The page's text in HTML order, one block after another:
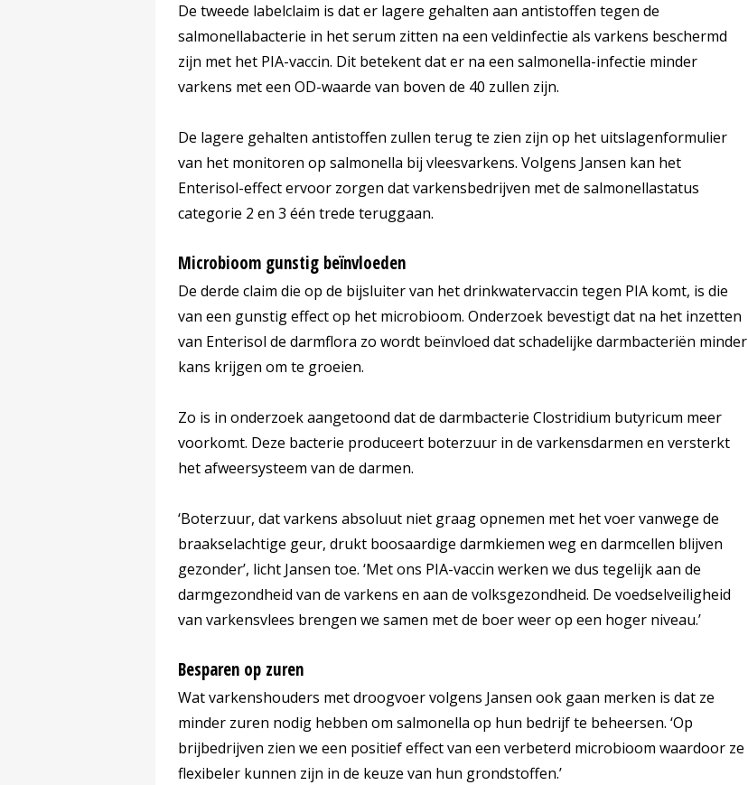
De tweede labelclaim is dat er lagere gehalten aan antistoffen tegen de
salmonellabacterie in het serum zitten na een veldinfectie als varkens beschermd
zijn met het PIA-vaccin. Dit betekent dat er na een salmonella-infectie minder
varkens met een OD-waarde van boven de 40 zullen zijn.
De lagere gehalten antistoffen zullen terug te zien zijn op het uitslagenformulier
van het monitoren op salmonella bij vleesvarkens. Volgens Jansen kan het
Enterisol-effect ervoor zorgen dat varkensbedrijven met de salmonellastatus
categorie 2 en 3 één trede teruggaan.
Microbioom gunstig beïnvloeden
De derde claim die op de bijsluiter van het drinkwatervaccin tegen PIA komt, is die
van een gunstig effect op het microbioom. Onderzoek bevestigt dat na het inzetten
van Enterisol de darmflora zo wordt beïnvloed dat schadelijke darmbacteriën minder
kans krijgen om te groeien.
Zo is in onderzoek aangetoond dat de darmbacterie Clostridium butyricum meer
voorkomt. Deze bacterie produceert boterzuur in de varkensdarmen en versterkt
het afweersysteem van de darmen.
‘Boterzuur, dat varkens absoluut niet graag opnemen met het voer vanwege de
braakselachtige geur, drukt boosaardige darmkiemen weg en darmcellen blijven
gezonder’, licht Jansen toe. ‘Met ons PIA-vaccin werken we dus tegelijk aan de
darmgezondheid van de varkens en aan de volksgezondheid. De voedselveiligheid
van varkensvlees brengen we samen met de boer weer op een hoger niveau.’
Besparen op zuren
Wat varkenshouders met droogvoer volgens Jansen ook gaan merken is dat ze
minder zuren nodig hebben om salmonella op hun bedrijf te beheersen. ‘Op
brijbedrijven zien we een positief effect van een verbeterd microbioom waardoor ze
flexibeler kunnen zijn in de keuze van hun grondstoffen.’